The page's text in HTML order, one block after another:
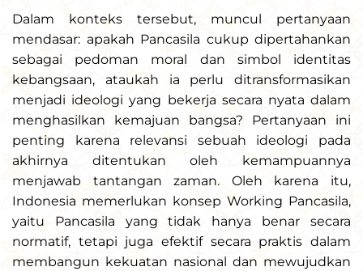
Dalam konteks tersebut, muncul pertanyaan
mendasar: apakah Pancasila cukup dipertahankan
sebagai pedoman moral dan simbol identitas
kebangsaan, ataukah ia perlu ditransformasikan
menjadi ideologi yang bekerja secara nyata dalam
menghasilkan kemajuan bangsa? Pertanyaan ini
penting karena relevansi sebuah ideologi pada
akhirnya ditentukan oleh kemampuannya
menjawab tantangan zaman. Oleh karena itu,
Indonesia memerlukan konsep Working Pancasila,
yaitu Pancasila yang tidak hanya benar secara
normatif, tetapi juga efektif secara praktis dalam
membangun kekuatan nasional dan mewujudkan